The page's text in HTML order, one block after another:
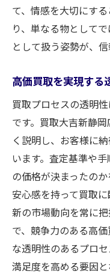
て、情感を大切にす
り、単なる物として
として扱う姿勢が、信
高価買取を実現する
買取プロセスの透明
です。買取大吉新静
く説明し、お客様に
います。査定基準や
の価格が決まったの
安心感を持って買取
新の市場動向を常に
で、競争力のある高
な透明性のあるプロ
満足度を高める要因と